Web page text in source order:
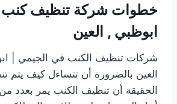
خطوات شركة تنظيف كنب
ابوظبي , العين
شركات تنظيف الكنب في الجيمي |
العين بالضرورة أن تتساءل كيف يتم
الحقيقة أن تنظيف الكنب يمر بعدد